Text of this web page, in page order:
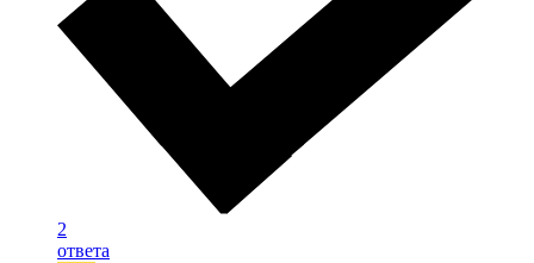
2
ответа